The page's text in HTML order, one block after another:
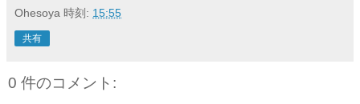
Ohesoya 時刻: 15:55
共有
0 件のコメント: